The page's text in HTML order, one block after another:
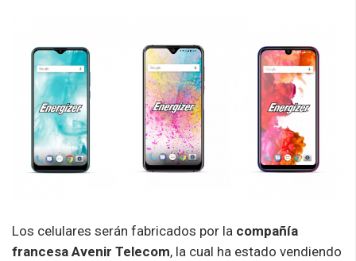
Los celulares serán fabricados por la compañía
francesa Avenir Telecom, la cual ha estado vendiendo